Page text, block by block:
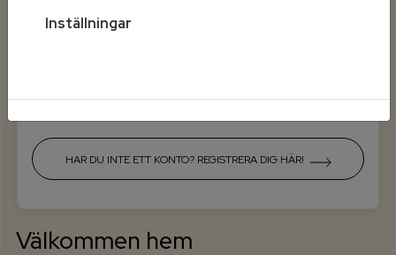
HAR DU INTE ETT KONTO? REGISTRERA DIG HÄR!
Välkommen hem
Inställningar